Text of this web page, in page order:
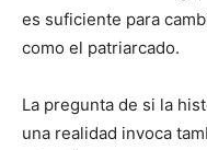
es suficiente para
como el patriarcado.
La pregunta de si la
una realidad invoca